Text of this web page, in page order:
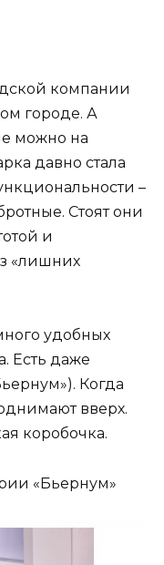
компании
городе. А
можно на
давно стала
–
Стоят они
и
«лишних
удобных
Есть даже
Когда
вверх.
коробочка.
«Бьернум»